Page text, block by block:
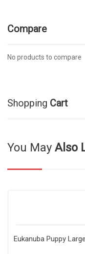
Compare
No products to compare
Shopping Cart
You May Also
Eukanuba Puppy